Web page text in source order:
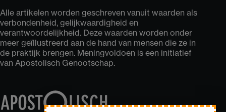
Alle artikelen worden geschreven vanuit waarden als
verbondenheid, gelijkwaardigheid en
verantwoordelijkheid. Deze waarden worden onder
meer geïllustreerd aan de hand van mensen die ze in
de praktijk brengen. Meningvoldoen is een initiatief
van Apostolisch Genootschap.